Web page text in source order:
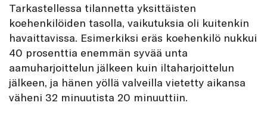
Tarkastellessa tilannetta yksittäisten
koehenkilöiden tasolla, vaikutuksia oli kuitenkin
havaittavissa. Esimerkiksi eräs koehenkilö nukkui
40 prosenttia enemmän syvää unta
aamuharjoittelun jälkeen kuin iltaharjoittelun
jälkeen, ja hänen yöllä valveilla vietetty aikansa
väheni 32 minuutista 20 minuuttiin.